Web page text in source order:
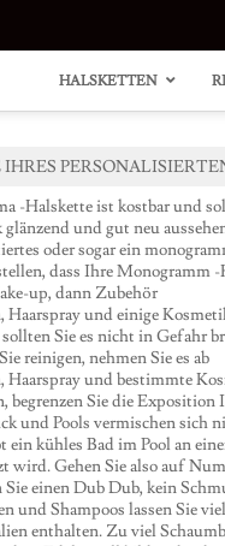
HALSKETTEN
IHRES
-Halskette ist kostbar und
und gut neu
oder sogar ein
dass Ihre Monogramm
up, dann Zubehör
Haarspray und einige
Sie es nicht in Gefahr
reinigen, nehmen Sie es ab
Haarspray und bestimmte
begrenzen Sie die
und Pools vermischen sich
ein kühles Bad im Pool an
wird. Gehen Sie also auf
Sie einen Dub Dub, kein
und Shampoos lassen Sie
enthalten. Zu viel